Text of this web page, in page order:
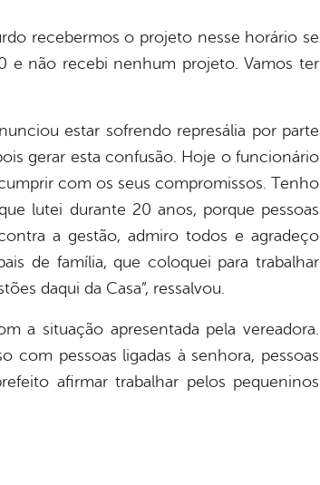
recebermos o projeto nesse horário se
e não recebi nenhum projeto. Vamos ter
estar sofrendo represália por parte
gerar esta confusão. Hoje o funcionário
com os seus compromissos. Tenho
lutei durante 20 anos, porque pessoas
a gestão, admiro todos e agradeço
de família, que coloquei para trabalhar
daqui da Casa”, ressalvou.
a situação apresentada pela vereadora.
pessoas ligadas à senhora, pessoas
afirmar trabalhar pelos pequeninos